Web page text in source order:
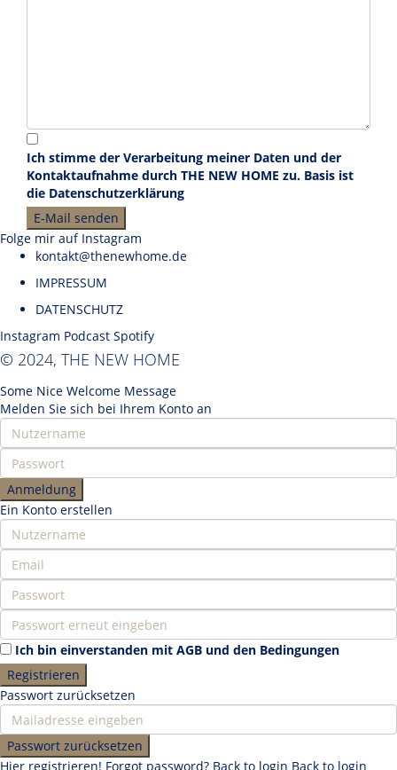
Ich stimme der Verarbeitung meiner Daten und der
Kontaktaufnahme durch THE NEW HOME zu. Basis ist
die Datenschutzerklärung
Folge mir auf Instagram
kontakt@thenewhome.de
IMPRESSUM
DATENSCHUTZ
Instagram Podcast Spotify
© 2024, THE NEW HOME
Some Nice Welcome Message
Melden Sie sich bei Ihrem Konto an
Anmeldung
Ein Konto erstellen
Ich bin einverstanden mit AGB und den Bedingungen
Registrieren
Passwort zurücksetzen
Passwort zurücksetzen
Hier registrieren! Forgot password? Back to login Back to login